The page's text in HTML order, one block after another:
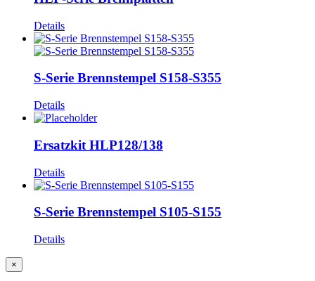
Details
S-Serie Brennstempel S158-S355
Details
Ersatzkit HLP128/138
Details
S-Serie Brennstempel S105-S155
Details
Close
product
×